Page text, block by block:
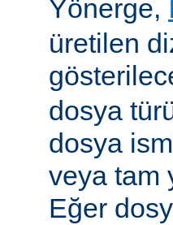
Yönerge,
üretilen
dosya
dosya
veya tam
Eğer